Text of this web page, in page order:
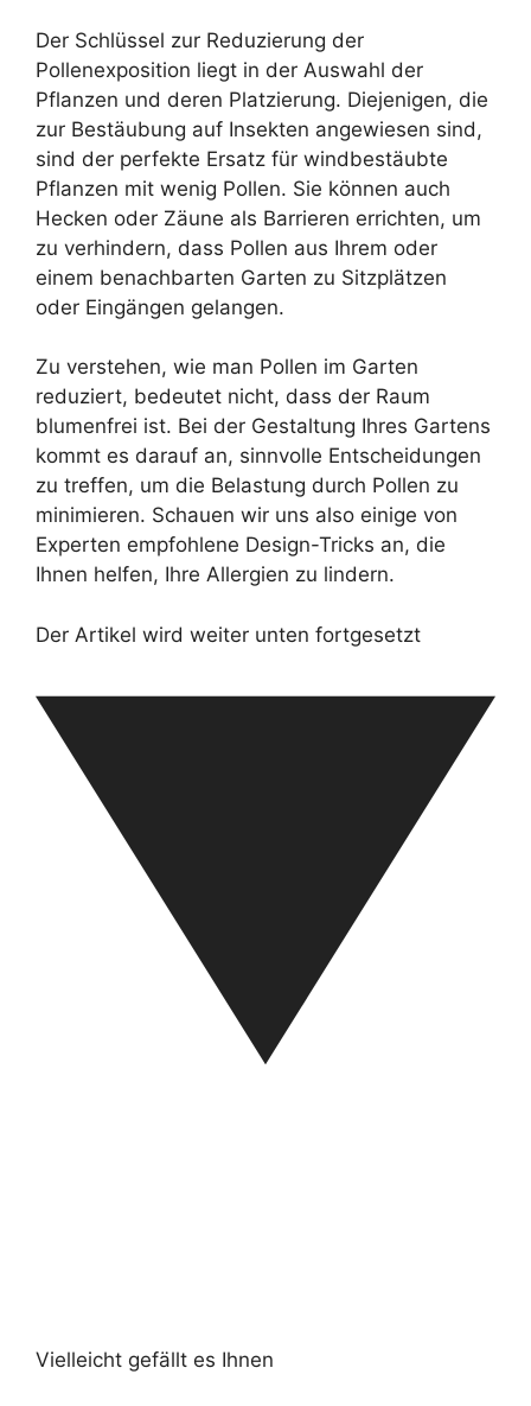
Der Schlüssel zur Reduzierung der
Pollenexposition liegt in der Auswahl der
Pflanzen und deren Platzierung. Diejenigen, die
zur Bestäubung auf Insekten angewiesen sind,
sind der perfekte Ersatz für windbestäubte
Pflanzen mit wenig Pollen. Sie können auch
Hecken oder Zäune als Barrieren errichten, um
zu verhindern, dass Pollen aus Ihrem oder
einem benachbarten Garten zu Sitzplätzen
oder Eingängen gelangen.
Zu verstehen, wie man Pollen im Garten
reduziert, bedeutet nicht, dass der Raum
blumenfrei ist. Bei der Gestaltung Ihres Gartens
kommt es darauf an, sinnvolle Entscheidungen
zu treffen, um die Belastung durch Pollen zu
minimieren. Schauen wir uns also einige von
Experten empfohlene Design-Tricks an, die
Ihnen helfen, Ihre Allergien zu lindern.
Der Artikel wird weiter unten fortgesetzt
Vielleicht gefällt es Ihnen